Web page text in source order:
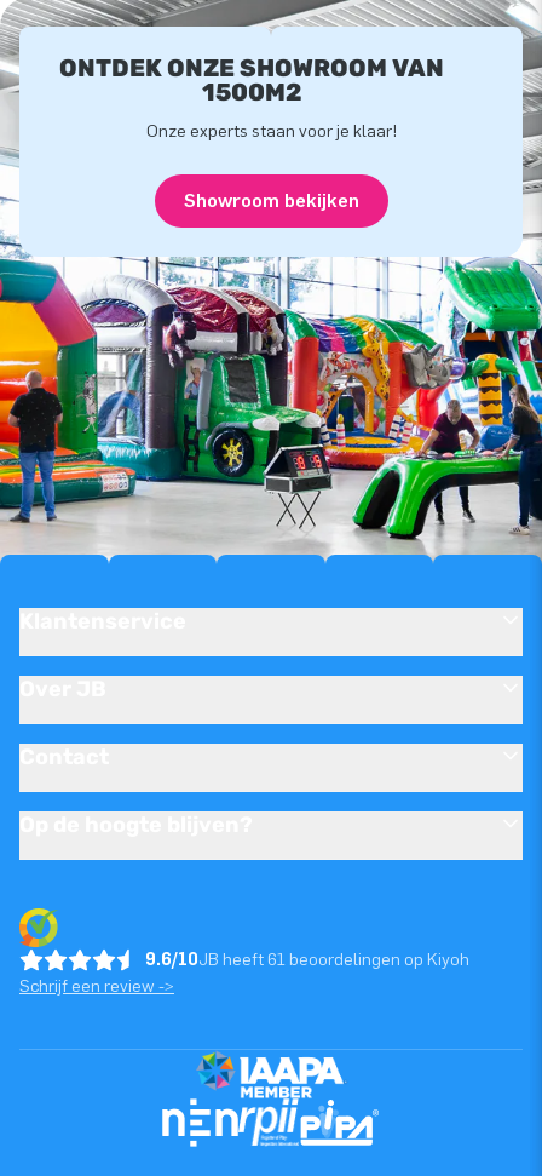
ONTDEK ONZE SHOWROOM VAN
1500M2
Onze experts staan voor je klaar!
Showroom bekijken
9.6/10JB heeft 61 beoordelingen op Kiyoh
Schrijf een review ->